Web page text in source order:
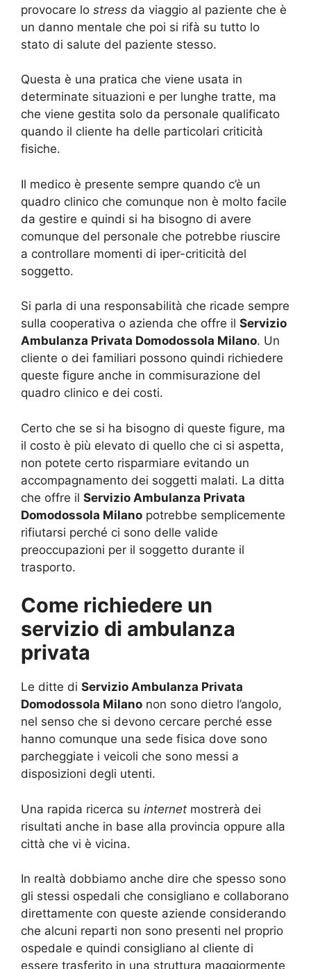
provocare lo stress da viaggio al paziente che è
un danno mentale che poi si rifà su tutto lo
stato di salute del paziente stesso.
Questa è una pratica che viene usata in
determinate situazioni e per lunghe tratte, ma
che viene gestita solo da personale qualificato
quando il cliente ha delle particolari criticità
fisiche.
Il medico è presente sempre quando c’è un
quadro clinico che comunque non è molto facile
da gestire e quindi si ha bisogno di avere
comunque del personale che potrebbe riuscire
a controllare momenti di iper-criticità del
soggetto.
Si parla di una responsabilità che ricade sempre
sulla cooperativa o azienda che offre il Servizio
Ambulanza Privata Domodossola Milano. Un
cliente o dei familiari possono quindi richiedere
queste figure anche in commisurazione del
quadro clinico e dei costi.
Certo che se si ha bisogno di queste figure, ma
il costo è più elevato di quello che ci si aspetta,
non potete certo risparmiare evitando un
accompagnamento dei soggetti malati. La ditta
che offre il Servizio Ambulanza Privata
Domodossola Milano potrebbe semplicemente
rifiutarsi perché ci sono delle valide
preoccupazioni per il soggetto durante il
trasporto.
Come richiedere un
servizio di ambulanza
privata
Le ditte di Servizio Ambulanza Privata
Domodossola Milano non sono dietro l’angolo,
nel senso che si devono cercare perché esse
hanno comunque una sede fisica dove sono
parcheggiate i veicoli che sono messi a
disposizioni degli utenti.
Una rapida ricerca su internet mostrerà dei
risultati anche in base alla provincia oppure alla
città che vi è vicina.
In realtà dobbiamo anche dire che spesso sono
gli stessi ospedali che consigliano e collaborano
direttamente con queste aziende considerando
che alcuni reparti non sono presenti nel proprio
ospedale e quindi consigliano al cliente di
essere trasferito in una struttura maggiormente